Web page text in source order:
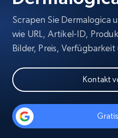
Scrapen Sie Dermalogica
wie URL, Artikel-ID,
Bilder, Preis, Verfügbarkeit
Kontakt